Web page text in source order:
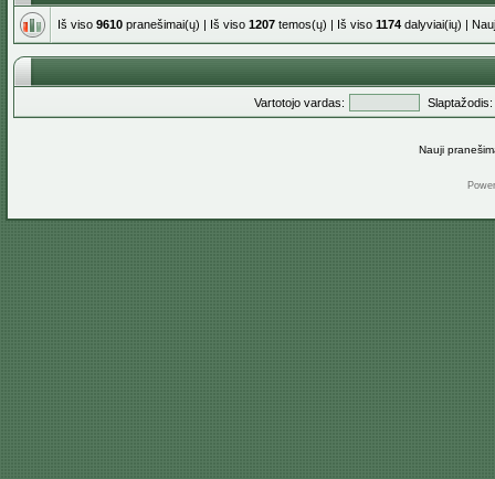
Iš viso 9610 pranešimai(ų) | Iš viso 1207 temos(ų) | Iš viso 1174 dalyviai(ių) |
Vartotojo vardas: Slaptažodis:
Nauji